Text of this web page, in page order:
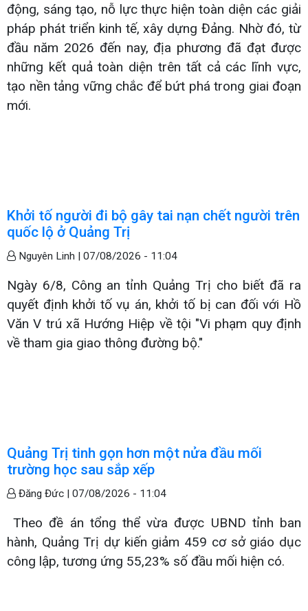
động, sáng tạo, nỗ lực thực hiện toàn diện các giải
pháp phát triển kinh tế, xây dựng Đảng. Nhờ đó, từ
đầu năm 2026 đến nay, địa phương đã đạt được
những kết quả toàn diện trên tất cả các lĩnh vực,
tạo nền tảng vững chắc để bứt phá trong giai đoạn
mới.
Khởi tố người đi bộ gây tai nạn chết người trên
quốc lộ ở Quảng Trị
Nguyên Linh | 07/08/2026 - 11:04
Ngày 6/8, Công an tỉnh Quảng Trị cho biết đã ra
quyết định khởi tố vụ án, khởi tố bị can đối với Hồ
Văn V trú xã Hướng Hiệp về tội "Vi phạm quy định
về tham gia giao thông đường bộ."
Quảng Trị tinh gọn hơn một nửa đầu mối
trường học sau sắp xếp
Đăng Đức | 07/08/2026 - 11:04
Theo đề án tổng thể vừa được UBND tỉnh ban
hành, Quảng Trị dự kiến giảm 459 cơ sở giáo dục
công lập, tương ứng 55,23% số đầu mối hiện có.